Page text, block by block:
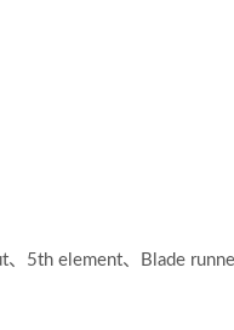
5th element、Blade runner